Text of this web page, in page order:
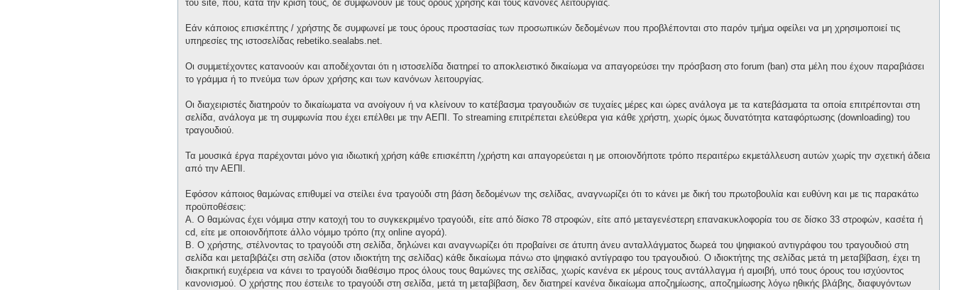
του site, που, κατά την κρίση τους, δε συμφωνούν με τους όρους χρήσης και τους κανόνες λειτουργίας.
Εάν κάποιος επισκέπτης / χρήστης δε συμφωνεί με τους όρους προστασίας των προσωπικών δεδομένων που προβλέπονται στο παρόν τμήμα οφείλει να μη χρησιμοποιεί τις
υπηρεσίες της ιστοσελίδας rebetiko.sealabs.net.
Οι συμμετέχοντες κατανοούν και αποδέχονται ότι η ιστοσελίδα διατηρεί το αποκλειστικό δικαίωμα να απαγορεύσει την πρόσβαση στο forum (ban) στα μέλη που έχουν παραβιάσει
το γράμμα ή το πνεύμα των όρων χρήσης και των κανόνων λειτουργίας.
Οι διαχειριστές διατηρούν το δικαίωματα να ανοίγουν ή να κλείνουν το κατέβασμα τραγουδιών σε τυχαίες μέρες και ώρες ανάλογα με τα κατεβάσματα τα οποία επιτρέπονται στη
σελίδα, ανάλογα με τη συμφωνία που έχει επέλθει με την ΑΕΠΙ. Το streaming επιτρέπεται ελεύθερα για κάθε χρήστη, χωρίς όμως δυνατότητα καταφόρτωσης (downloading) του
τραγουδιού.
Τα μουσικά έργα παρέχονται μόνο για ιδιωτική χρήση κάθε επισκέπτη /χρήστη και απαγορεύεται η με οποιονδήποτε τρόπο περαιτέρω εκμετάλλευση αυτών χωρίς την σχετική άδεια
από την ΑΕΠΙ.
Εφόσον κάποιος θαμώνας επιθυμεί να στείλει ένα τραγούδι στη βάση δεδομένων της σελίδας, αναγνωρίζει ότι το κάνει με δική του πρωτοβουλία και ευθύνη και με τις παρακάτω
προϋποθέσεις:
Α. Ο θαμώνας έχει νόμιμα στην κατοχή του το συγκεκριμένο τραγούδι, είτε από δίσκο 78 στροφών, είτε από μεταγενέστερη επανακυκλοφορία του σε δίσκο 33 στροφών, κασέτα ή
cd, είτε με οποιονδήποτε άλλο νόμιμο τρόπο (πχ online αγορά).
Β. Ο χρήστης, στέλνοντας το τραγούδι στη σελίδα, δηλώνει και αναγνωρίζει ότι προβαίνει σε άτυπη άνευ ανταλλάγματος δωρεά του ψηφιακού αντιγράφου του τραγουδιού στη
σελίδα και μεταβιβάζει στη σελίδα (στον ιδιοκτήτη της σελίδας) κάθε δικαίωμα πάνω στο ψηφιακό αντίγραφο του τραγουδιού. Ο ιδιοκτήτης της σελίδας μετά τη μεταβίβαση, έχει τη
διακριτική ευχέρεια να κάνει το τραγούδι διαθέσιμο προς όλους τους θαμώνες της σελίδας, χωρίς κανένα εκ μέρους τους αντάλλαγμα ή αμοιβή, υπό τους όρους του ισχύοντος
κανονισμού. Ο χρήστης που έστειλε το τραγούδι στη σελίδα, μετά τη μεταβίβαση, δεν διατηρεί κανένα δικαίωμα αποζημίωσης, αποζημίωσης λόγω ηθικής βλάβης, διαφυγόντων